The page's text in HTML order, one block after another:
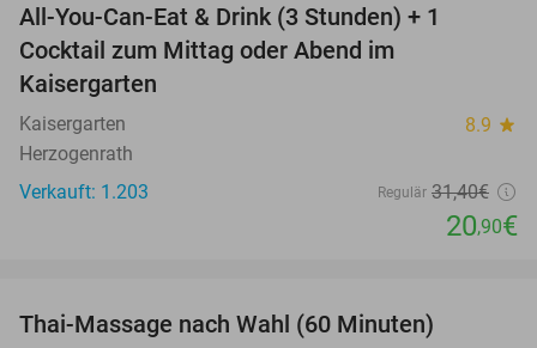
All-You-Can-Eat & Drink (3 Stunden) + 1
Cocktail zum Mittag oder Abend im
Kaisergarten
Kaisergarten 8.9 star
Herzogenrath
Verkauft: 1.203
Regulär 31,40€
20,90€
Thai-Massage nach Wahl (60 Minuten)